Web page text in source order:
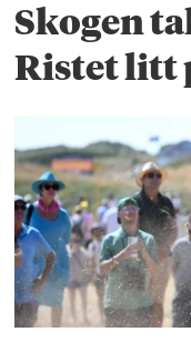
Skogen
Ristet litt